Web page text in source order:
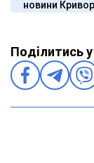
новини
Поділитись